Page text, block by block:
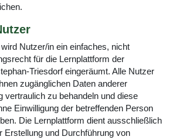
Nutzer/in ein einfaches, nicht
für die Lernplattform der
Triesdorf eingeräumt. Alle Nutzer
zugänglichen Daten anderer
vertraulich zu behandeln und diese
Einwilligung der betreffenden Person
Die Lernplattform dient ausschließlich
Erstellung und Durchführung von